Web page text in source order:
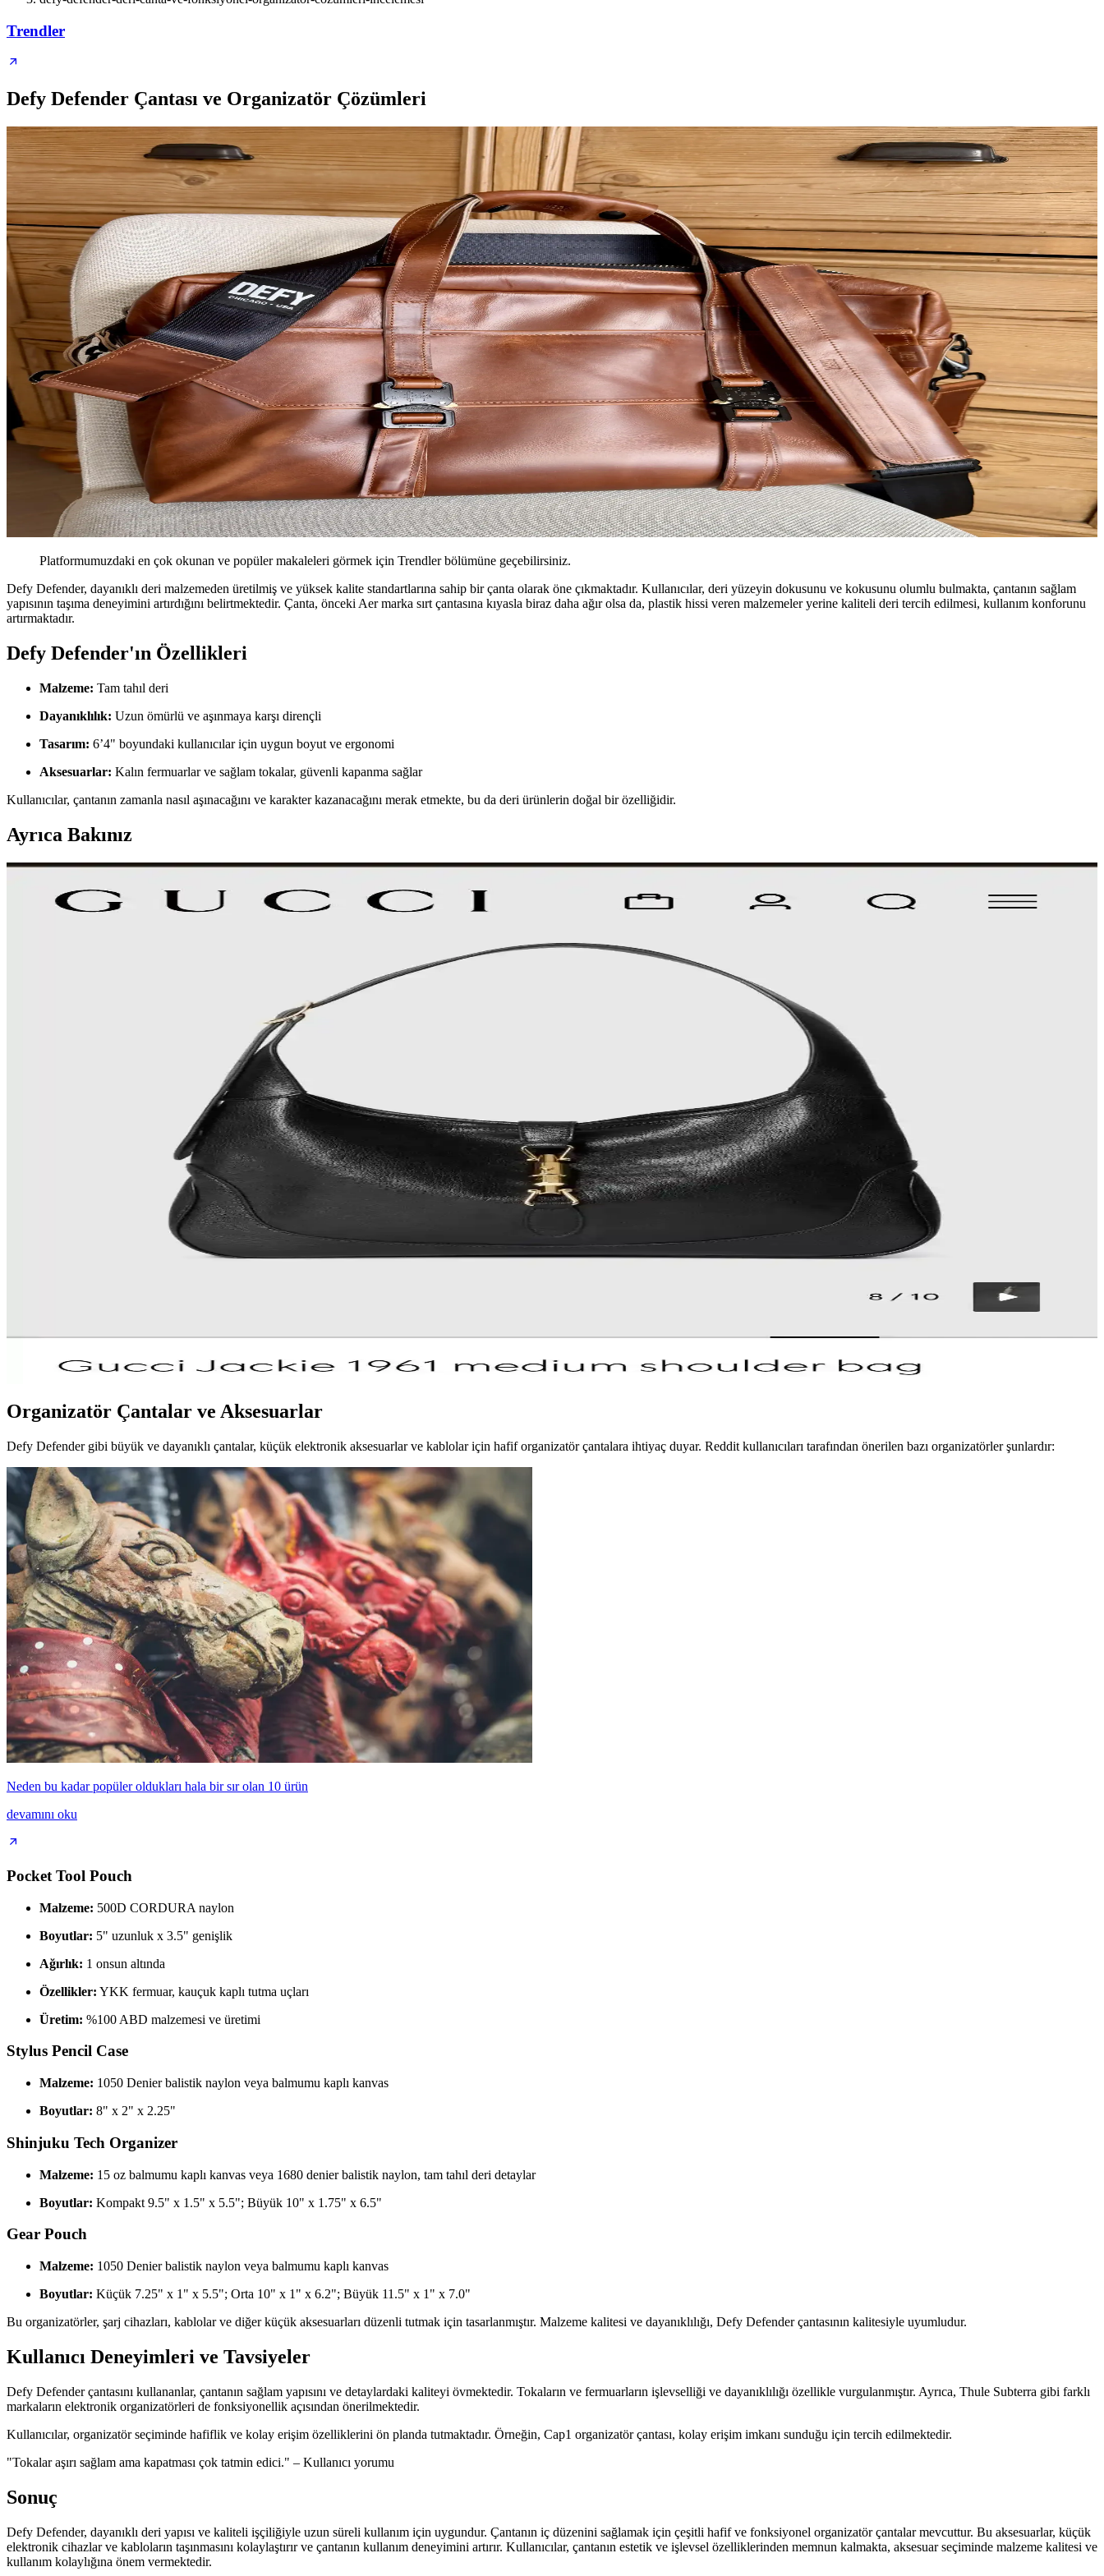
Trendler
Defy Defender Çantası ve Organizatör Çözümleri
Platformumuzdaki en çok okunan ve popüler makaleleri görmek için Trendler bölümüne geçebilirsiniz.
Defy Defender, dayanıklı deri malzemeden üretilmiş ve yüksek kalite standartlarına sahip bir çanta olarak öne çıkmaktadır. Kullanıcılar, deri yüzeyin dokusunu ve kokusunu olumlu bulmakta, çantanın sağlam
yapısının taşıma deneyimini artırdığını belirtmektedir. Çanta, önceki Aer marka sırt çantasına kıyasla biraz daha ağır olsa da, plastik hissi veren malzemeler yerine kaliteli deri tercih edilmesi, kullanım konforunu
artırmaktadır.
Defy Defender'ın Özellikleri
Malzeme: Tam tahıl deri
Dayanıklılık: Uzun ömürlü ve aşınmaya karşı dirençli
Tasarım: 6’4" boyundaki kullanıcılar için uygun boyut ve ergonomi
Aksesuarlar: Kalın fermuarlar ve sağlam tokalar, güvenli kapanma sağlar
Kullanıcılar, çantanın zamanla nasıl aşınacağını ve karakter kazanacağını merak etmekte, bu da deri ürünlerin doğal bir özelliğidir.
Ayrıca Bakınız
Andres Gallardo Çantaları: Estetik ve İşlevselliği Buluşturan Özgün Tasarımlar
Çanta Koleksiyonları: Çeşitlilik, Kullanım Tercihleri ve İkinci El Alışverişte Orijinallik
Çanta koleksiyonları farklı boyut, doku ve renklerle zenginleşir. Kullanım sıklığına göre tercih edilen çantalar, koleksiyon yönetimi ve ikinci el alışverişte orijinallik kontrolü önem taşır.
30'lu Yaşlardaki Anneler İçin Moda ve Fonksiyonellik Dengesinde El Çantası Seçimi
30'lu yaşlardaki anneler için el çantası seçimi, modaya uygunluk, dayanıklılık ve fonksiyonelliği bir arada sunan modellerle günlük hayatın ihtiyaçlarına cevap verir. Markalar ve malzeme tercihleri önemlidir.
Dooney & Bourke Janine Çantası: Dayanıklı Deri Tasarımı ve Piyasa Değeri Analizi
Dooney & Bourke Janine çantası, dayanıklı deri yapısı ve şık tasarımıyla günlük kullanım ve seyahat için ideal. İkinci el piyasasında uygun fiyatlı, manevi değeri yüksek bir seçenek sunar.
Gucci Jackie Çantanın Yeni Büyük Boy Versiyonu: Deri Kalitesi ve Tasarım Özellikleri
Gucci Jackie çantanın yeni büyük boy versiyonu, taneli dış deri ve yumuşak keçi iç derisiyle lüks ve konfor sunuyor. Esnek tasarımıyla uniseks kullanım imkanı sağlıyor ve dayanıklılığıyla öne çıkıyor.
MAISON de SABRÉ Pikachu Çantası: Tasarım, Kalite ve Kullanıcı Deneyimleri Üzerine Detaylı İnceleme
MAISON de SABRÉ Pikachu çantası, Pokémon temalı tasarımı ve kaliteli derisiyle dikkat çekiyor. Fermuarsız yapısı güvenlik endişesi yaratırken, kullanıcılar estetik ve işlevselliği ön planda tutuyor.
Çanta kalitesi belirli bir seviyede tavan yapar; fiyat artışları çoğunlukla marka değerinden kaynaklanır. Makalede, farklı markaların kalite ve fiyat dengesi, deri kalitesi, işçilik ve marka prestiji incelenmektedir.
Gucci'nin yeni Jackie koleksiyonu, yumuşak ve esnek deri kullanımı ile klasik tasarımı modernleştiriyor. Piston kilit mekanizması ve şık donanım seçenekleriyle kullanıcılar tarafından olumlu karşılanıyor.
Organizatör Çantalar ve Aksesuarlar
Defy Defender gibi büyük ve dayanıklı çantalar, küçük elektronik aksesuarlar ve kablolar için hafif organizatör çantalara ihtiyaç duyar. Reddit kullanıcıları tarafından önerilen bazı organizatörler şunlardır:
Neden bu kadar popüler oldukları hala bir sır olan 10 ürün
devamını oku
Pocket Tool Pouch
Malzeme: 500D CORDURA naylon
Boyutlar: 5" uzunluk x 3.5" genişlik
Ağırlık: 1 onsun altında
Özellikler: YKK fermuar, kauçuk kaplı tutma uçları
Üretim: %100 ABD malzemesi ve üretimi
Stylus Pencil Case
Malzeme: 1050 Denier balistik naylon veya balmumu kaplı kanvas
Boyutlar: 8" x 2" x 2.25"
Shinjuku Tech Organizer
Malzeme: 15 oz balmumu kaplı kanvas veya 1680 denier balistik naylon, tam tahıl deri detaylar
Boyutlar: Kompakt 9.5" x 1.5" x 5.5"; Büyük 10" x 1.75" x 6.5"
Gear Pouch
Malzeme: 1050 Denier balistik naylon veya balmumu kaplı kanvas
Boyutlar: Küçük 7.25" x 1" x 5.5"; Orta 10" x 1" x 6.2"; Büyük 11.5" x 1" x 7.0"
Bu organizatörler, şarj cihazları, kablolar ve diğer küçük aksesuarları düzenli tutmak için tasarlanmıştır. Malzeme kalitesi ve dayanıklılığı, Defy Defender çantasının kalitesiyle uyumludur.
Kullanıcı Deneyimleri ve Tavsiyeler
Defy Defender çantasını kullananlar, çantanın sağlam yapısını ve detaylardaki kaliteyi övmektedir. Tokaların ve fermuarların işlevselliği ve dayanıklılığı özellikle vurgulanmıştır. Ayrıca, Thule Subterra gibi farklı
markaların elektronik organizatörleri de fonksiyonellik açısından önerilmektedir.
Kullanıcılar, organizatör seçiminde hafiflik ve kolay erişim özelliklerini ön planda tutmaktadır. Örneğin, Cap1 organizatör çantası, kolay erişim imkanı sunduğu için tercih edilmektedir.
"Tokalar aşırı sağlam ama kapatması çok tatmin edici." – Kullanıcı yorumu
Sonuç
Defy Defender, dayanıklı deri yapısı ve kaliteli işçiliğiyle uzun süreli kullanım için uygundur. Çantanın iç düzenini sağlamak için çeşitli hafif ve fonksiyonel organizatör çantalar mevcuttur. Bu aksesuarlar, küçük
elektronik cihazlar ve kabloların taşınmasını kolaylaştırır ve çantanın kullanım deneyimini artırır. Kullanıcılar, çantanın estetik ve işlevsel özelliklerinden memnun kalmakta, aksesuar seçiminde malzeme kalitesi ve
kullanım kolaylığına önem vermektedir.